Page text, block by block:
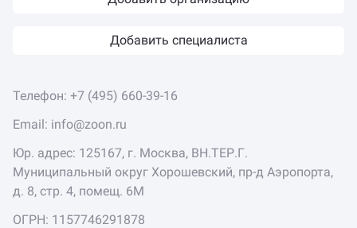
Добавить специалиста
Телефон: +7 (495) 660-39-16
Email: info@zoon.ru
Юр. адрес: 125167, г. Москва, ВН.ТЕР.Г.
Муниципальный округ Хорошевский, пр-д Аэропорта,
д. 8, стр. 4, помещ. 6М
ОГРН: 1157746291878